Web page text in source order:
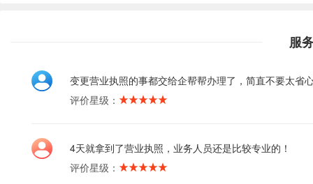
服
变更营业执照的事都交给企帮帮办理了，简直不要太省
评价星级：
4天就拿到了营业执照，业务人员还是比较专业的！
评价星级：